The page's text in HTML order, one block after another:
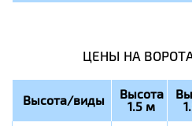
ЦЕНЫ НА
Высота/виды Высота
1.5 м